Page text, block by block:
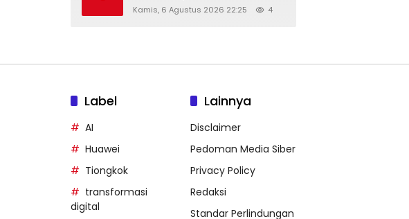
Hadirkan The Freedom Stay
Kamis, 6 Agustus 2026 22:25 4
Label
AI
Huawei
Tiongkok
transformasi
digital
Lainnya
Disclaimer
Pedoman Media Siber
Privacy Policy
Redaksi
Standar Perlindungan